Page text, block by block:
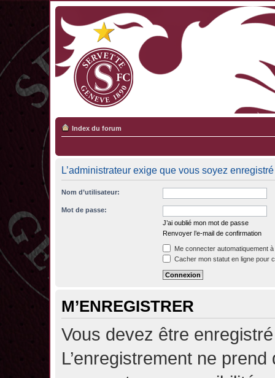
Index du forum
L’administrateur exige que vous soyez
Nom d’utilisateur:
Mot de passe:
J’ai oublié mon mot de passe
Renvoyer l’e-mail de confirmation
Me connecter automatiquement
Cacher mon statut en ligne pour
M’ENREGISTRER
Vous devez être
L’enregistrement ne